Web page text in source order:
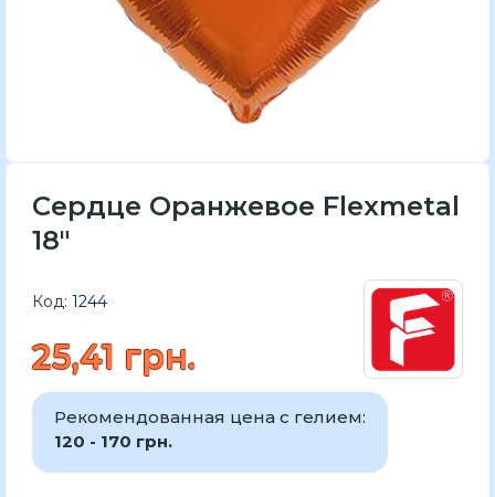
Сердце Оранжевое Flexmetal
18"
Код: 1244
25,41 грн.
Рекомендованная цена с гелием:
120 - 170 грн.